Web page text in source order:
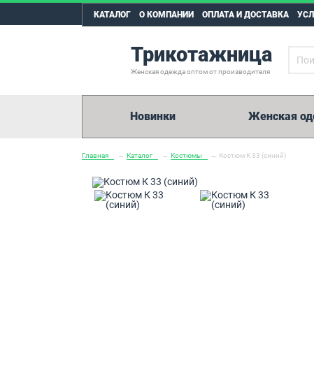
КАТАЛОГ О КОМПАНИИ ОПЛАТА И ДОСТАВКА
Трикотажница
Женская одежда оптом от производителя
Новинки Женская
Главная → Каталог → Костюмы → Костюм К 33 (синий)